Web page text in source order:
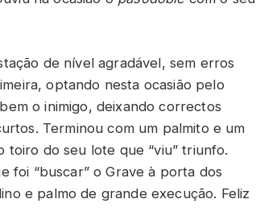
de nível agradável, sem erros
optando nesta ocasião pelo
o inimigo, deixando correctos
Terminou com um palmito e um
do seu lote que “viu” triunfo.
foi “buscar” o Grave à porta dos
e palmo de grande execução. Feliz